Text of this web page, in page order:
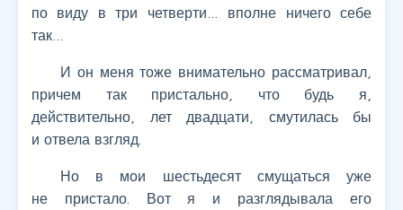
по виду в три четверти… вполне ничего себе
так…
И он меня тоже внимательно рассматривал,
причем так пристально, что будь я,
действительно, лет двадцати, смутилась бы
и отвела взгляд.
Но в мои шестьдесят смущаться уже
не пристало. Вот я и разглядывала его